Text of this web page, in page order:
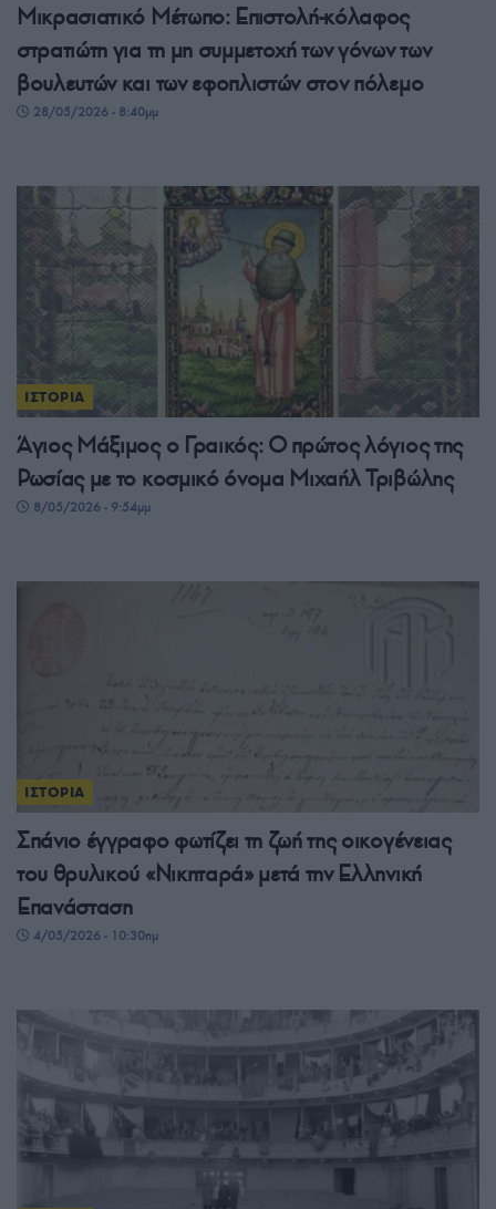
Μικρασιατικό Μέτωπο: Επιστολή-κόλαφος
στρατιώτη για τη μη συμμετοχή των γόνων των
βουλευτών και των εφοπλιστών στον πόλεμο
28/05/2026 - 8:40μμ
ΙΣΤΟΡΙΑ
Άγιος Μάξιμος ο Γραικός: Ο πρώτος λόγιος της
Ρωσίας με το κοσμικό όνομα Μιχαήλ Τριβώλης
8/05/2026 - 9:54μμ
ΙΣΤΟΡΙΑ
Σπάνιο έγγραφο φωτίζει τη ζωή της οικογένειας
του θρυλικού «Νικηταρά» μετά την Ελληνική
Επανάσταση
4/05/2026 - 10:30πμ